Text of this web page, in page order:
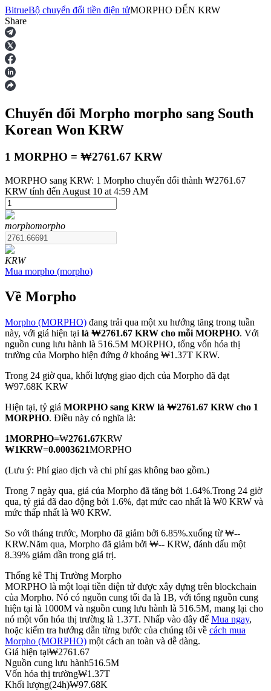
Hợp đồng tương lai
USDT Futures
COIN-M Futures
Futures sử dụng token làm tài sản thế chấp
TradFi
Phái sinh cổ phiếu, ngoại hối, kim loại quý và hàng hóa
USDC Futures vĩnh cửu
Futures sử dụng USDC làm tài sản thế chấp
Sao chép Giao dịch
BitrueBộ chuyển đổi tiền điện tửMORPHO ĐẾN KRW
Share
Chuyển đổi Morpho morpho sang South
Korean Won KRW
1 MORPHO = ₩2761.67 KRW
MORPHO sang KRW: 1 Morpho chuyển đổi thành ₩2761.67
KRW tính đến August 10 at 4:59 AM
morphomorpho
KRW
Mua morpho (morpho)
Về Morpho
Morpho (MORPHO) đang trải qua một xu hướng tăng trong tuần
này, với giá hiện tại là ₩2761.67 KRW cho mỗi MORPHO. Với
nguồn cung lưu hành là 516.5M MORPHO, tổng vốn hóa thị
trường của Morpho hiện đứng ở khoảng ₩1.37T KRW.
Trong 24 giờ qua, khối lượng giao dịch của Morpho đã đạt
₩97.68K KRW
Hiện tại, tỷ giá MORPHO sang KRW là ₩2761.67 KRW cho 1
MORPHO. Điều này có nghĩa là:
1MORPHO=₩2761.67KRW
₩1KRW=0.0003621MORPHO
(Lưu ý: Phí giao dịch và chi phí gas không bao gồm.)
Trong 7 ngày qua, giá của Morpho đã tăng bởi 1.64%.Trong 24 giờ
qua, tỷ giá đã dao động bởi 1.6%, đạt mức cao nhất là ₩0 KRW và
mức thấp nhất là ₩0 KRW.
So với tháng trước, Morpho đã giảm bởi 6.85%.xuống từ ₩--
KRW.Năm qua, Morpho đã giảm bởi ₩-- KRW, đánh dấu một
8.39% giảm dần trong giá trị.
Thống kê Thị Trường Morpho
MORPHO là một loại tiền điện tử được xây dựng trên blockchain
của Morpho. Nó có nguồn cung tối đa là 1B, với tổng nguồn cung
hiện tại là 1000M và nguồn cung lưu hành là 516.5M, mang lại cho
nó một vốn hóa thị trường là 1.37T. Nhấp vào đây để Mua ngay,
hoặc kiểm tra hướng dẫn từng bước của chúng tôi về cách mua
Morpho (MORPHO) một cách an toàn và dễ dàng.
Giá hiện tại₩2761.67
Nguồn cung lưu hành516.5M
Vốn hóa thị trường₩1.37T
Khối lượng(24h)₩97.68K